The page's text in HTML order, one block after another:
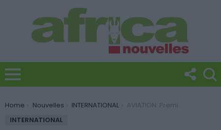
You are here:
Home Nouvelles INTERNATIONAL
AVIATION: Premier avion conçu et développé en Afrique du sud
INTERNATIONAL